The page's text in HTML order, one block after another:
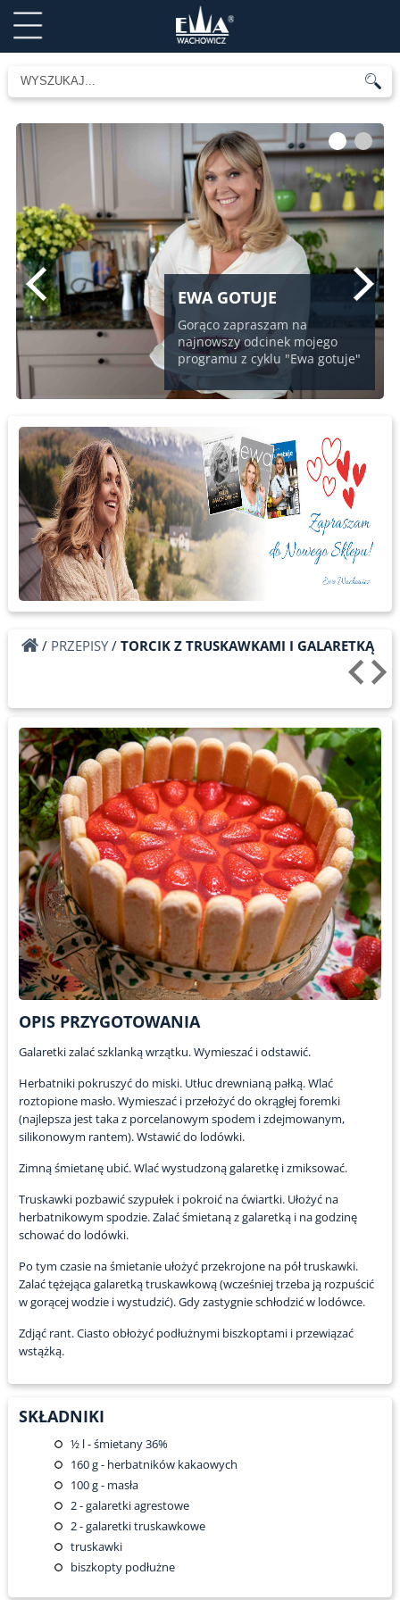
EWA GOTUJE
Gorąco zapraszam na
najnowszy odcinek mojego
programu z cyklu "Ewa gotuje"
1 2
/ PRZEPISY/ TORCIK Z TRUSKAWKAMI I GALARETKĄ
OPIS PRZYGOTOWANIA
Galaretki zalać szklanką wrzątku. Wymieszać i odstawić.
Herbatniki pokruszyć do miski. Utłuc drewnianą pałką. Wlać
roztopione masło. Wymieszać i przełożyć do okrągłej foremki
(najlepsza jest taka z porcelanowym spodem i zdejmowanym,
silikonowym rantem). Wstawić do lodówki.
Zimną śmietanę ubić. Wlać wystudzoną galaretkę i zmiksować.
Truskawki pozbawić szypułek i pokroić na ćwiartki. Ułożyć na
herbatnikowym spodzie. Zalać śmietaną z galaretką i na godzinę
schować do lodówki.
Po tym czasie na śmietanie ułożyć przekrojone na pół truskawki.
Zalać tężejąca galaretką truskawkową (wcześniej trzeba ją rozpuścić
w gorącej wodzie i wystudzić). Gdy zastygnie schłodzić w lodówce.
Zdjąć rant. Ciasto obłożyć podłużnymi biszkoptami i przewiązać
wstążką.
SKŁADNIKI
½l - śmietany 36%
160g - herbatników kakaowych
100g - masła
2- galaretki agrestowe
2- galaretki truskawkowe
truskawki
biszkopty podłużne